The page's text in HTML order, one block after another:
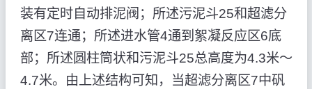
装有定时自动排泥阀；所述污泥斗25和超滤分
离区7连通；所述进水管4通到絮凝反应区6底
部；所述圆柱筒状和污泥斗25总高度为4.3米～
4.7米。由上述结构可知，当超滤分离区7中矾